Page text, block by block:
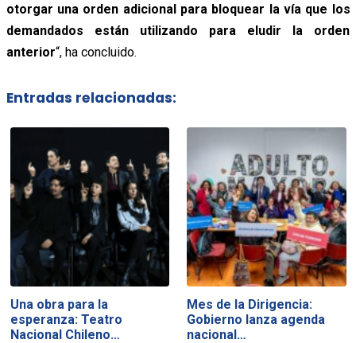
otorgar una orden adicional para bloquear la vía que los
demandados están utilizando para eludir la orden
anterior“, ha concluido.
Entradas relacionadas:
Una obra para la
esperanza: Teatro
Nacional Chileno…
Mes de la Dirigencia:
Gobierno lanza agenda
nacional…